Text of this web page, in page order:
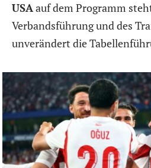
USAauf dem Programm
Verbandsführung und des
unverändert die